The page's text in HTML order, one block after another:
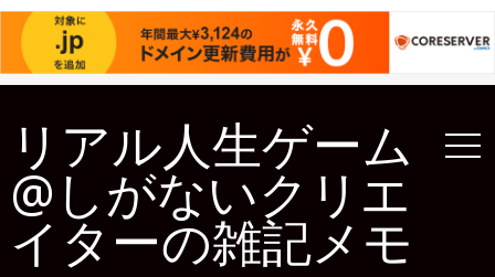
リアル人生ゲーム
@しがないクリエ
イターの雑記メモ